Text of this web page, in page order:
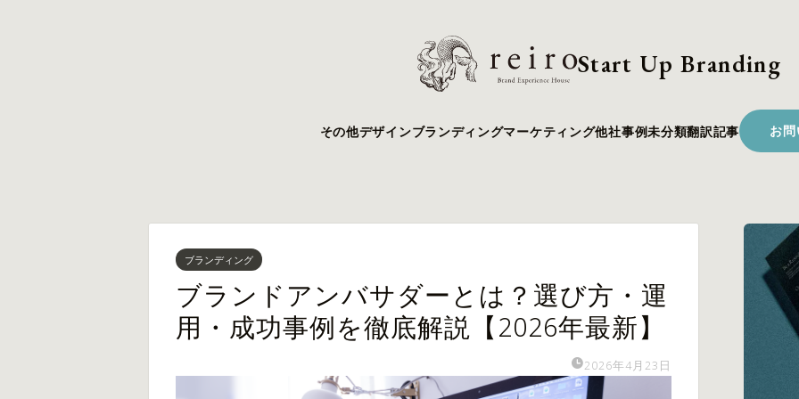
Start Up Branding
その他デザインブランディングマーケティング他社事例未分類翻訳記事 お
ブランディング
ブランドアンバサダーとは？選び方・運
用・成功事例を徹底解説【2026年最新】
2026年4月23日